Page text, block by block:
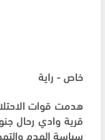
خاص - راية
هدمت قوات
قرية وادي رحال
سياسة الهدم